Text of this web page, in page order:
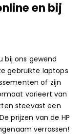
en bij
bij ons gewend
gebruikte laptops
of zijn
varieert van
steevast een
prijzen van de HP
verrassen!